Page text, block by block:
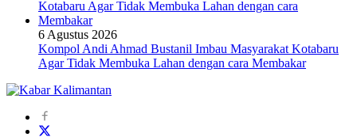
6 Agustus 2026
Kompol Andi Ahmad Bustanil Imbau Masyarakat Kotabaru
Agar Tidak Membuka Lahan dengan cara Membakar